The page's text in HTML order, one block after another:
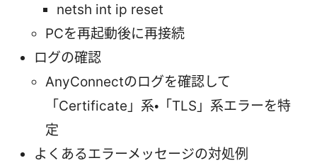
netsh int ip reset
PCを再起動後に再接続
ログの確認
AnyConnectのログを確認して
「Certificate」系・「TLS」系エラーを特
定
よくあるエラーメッセージの対処例